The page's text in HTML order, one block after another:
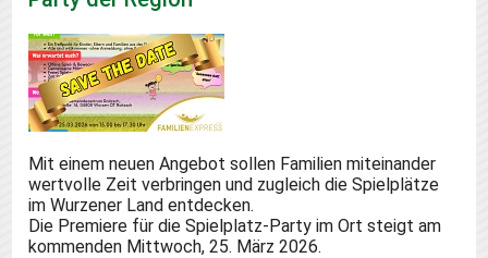
Mit einem neuen Angebot sollen Familien miteinander
wertvolle Zeit verbringen und zugleich die Spielplätze
im Wurzener Land entdecken.
Die Premiere für die Spielplatz-Party im Ort steigt am
kommenden Mittwoch, 25. März 2026.